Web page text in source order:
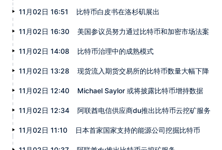
11月02日 16:51 比特币白皮书在洛杉矶展出
11月02日 16:30 美国参议员努力通过比特币和加密市场法案
11月02日 14:08 比特币治理中的成熟模式
11月02日 13:28 现货流入期货交易所的比特币数量大幅下降
11月02日 12:40 Michael Saylor 或将披露比特币增持数据
11月02日 12:34 阿联酋电信供应商du推出比特币云挖矿服务
11月02日 11:10 日本首家国家支持的能源公司挖掘比特币